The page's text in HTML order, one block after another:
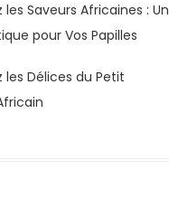
Saveurs Africaines : Un
pour Vos Papilles
les Délices du Petit